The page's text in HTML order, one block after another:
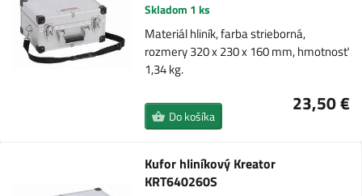
Skladom 1 ks
Materiál hliník, farba strieborná,
rozmery 320 x 230 x 160 mm, hmotnosť
1,34 kg.
23,50 €
Do košíka
Kufor hliníkový Kreator
KRT640260S